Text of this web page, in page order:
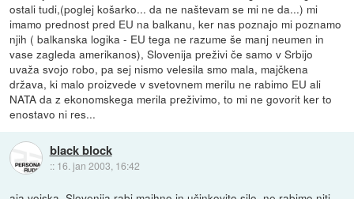
ostali tudi,(poglej košarko... da ne naštevam se mi ne da...) mi
imamo prednost pred EU na balkanu, ker nas poznajo mi poznamo
njih ( balkanska logika - EU tega ne razume še manj neumen in
vase zagleda amerikanos), Slovenija preživi če samo v Srbijo
uvaža svojo robo, pa sej nismo velesila smo mala, majčkena
država, ki malo proizvede v svetovnem merilu ne rabimo EU ali
NATA da z ekonomskega merila preživimo, to mi ne govorit ker to
enostavo ni res...
black block
:: 16. jan 2003, 16:42